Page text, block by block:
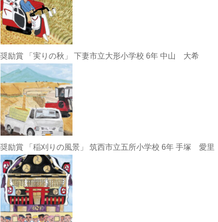
奨励賞 「実りの秋」 下妻市立大形小学校 6年 中山 大希
奨励賞 「稲刈りの風景」 筑西市立五所小学校 6年 手塚 愛里